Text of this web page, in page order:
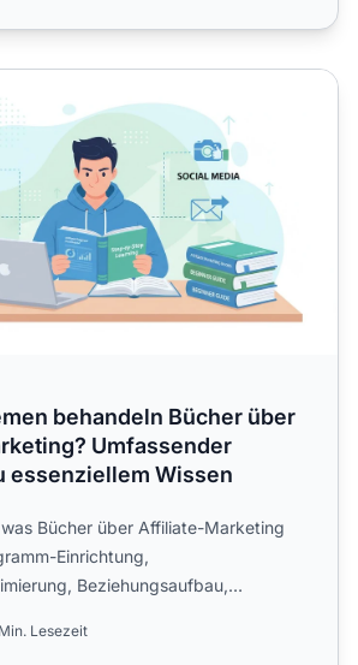
Bücher über Affiliate-
behandeln Bücher über
Umfassender
essenziellem Wissen
Bücher über Affiliate-Marketing
Einrichtung,
Beziehungsaufbau,
Lesezeit